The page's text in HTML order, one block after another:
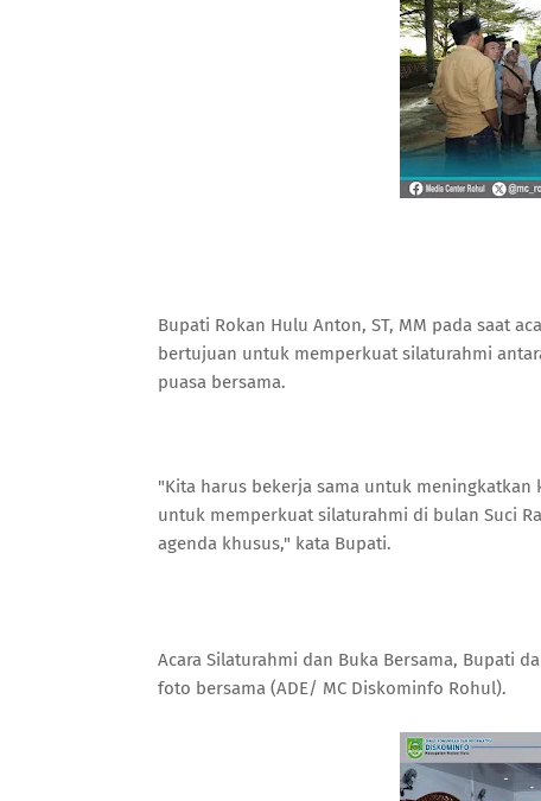
Bupati Rokan Hulu Anton, ST, MM pada saat
bertujuan untuk memperkuat silaturahmi
puasa bersama.
"Kita harus bekerja sama untuk meningkatkan
untuk memperkuat silaturahmi di bulan Suci
agenda khusus," kata Bupati.
Acara Silaturahmi dan Buka Bersama, Bupati
foto bersama (ADE/ MC Diskominfo Rohul).